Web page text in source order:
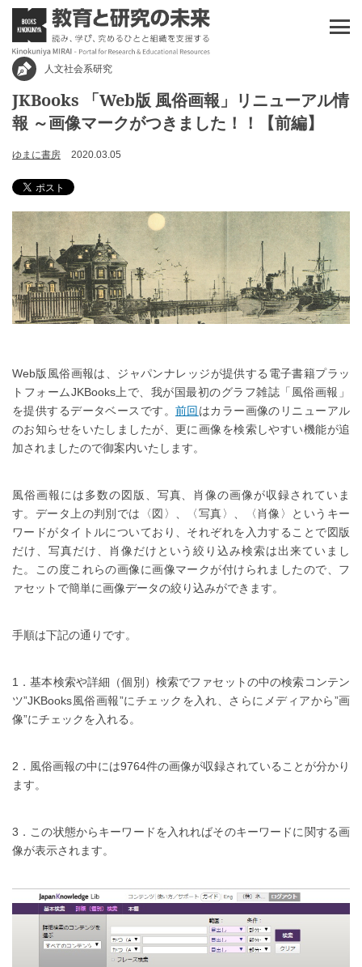
人文社会系研究
JKBooks 「Web版 風俗画報」リニューアル情
報 ～画像マークがつきました！！【前編】
ゆまに書房 2020.03.05
Web版風俗画報は、ジャパンナレッジが提供する電子書籍プラッ
トフォームJKBooks上で、我が国最初のグラフ雑誌「風俗画報」
を提供するデータベースです。 前回 はカラー画像のリニューアル
のお知らせをいたしましたが、更に画像を検索しやすい機能が追
加されましたので御案内いたします。
風俗画報には多数の図版、写真、肖像の画像が収録されていま
す。データ上の判別では〈図〉、〈写真〉、〈肖像〉というキー
ワードがタイトルについており、それぞれを入力することで図版
だけ、写真だけ、肖像だけという絞り込み検索は出来ていまし
た。この度これらの画像に画像マークが付けられましたので、フ
ァセットで簡単に画像データの絞り込みができます。
手順は下記の通りです。
1．基本検索や詳細（個別）検索でファセットの中の検索コンテン
ツ”JKBooks風俗画報”にチェックを入れ、さらにメディアから”画
像”にチェックを入れる。
2．風俗画報の中には9764件の画像が収録されていることが分かり
ます。
3．この状態からキーワードを入れればそのキーワードに関する画
像が表示されます。